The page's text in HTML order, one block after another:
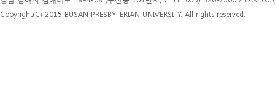
Copyright(C) 2015 BUSAN PRESBYTERIAN UNIVERSITY. All rights reserved.